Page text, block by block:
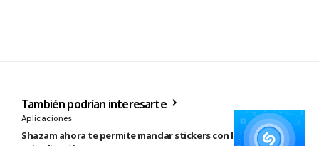
También podrían interesarte
Aplicaciones
Shazam ahora te permite mandar stickers con la nueva